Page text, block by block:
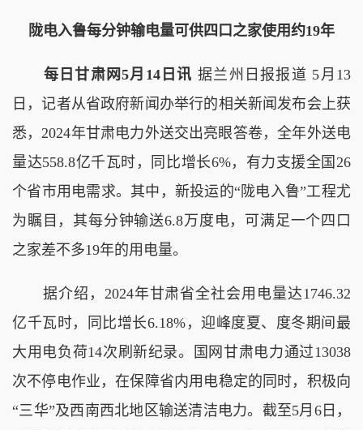
陇电入鲁每分钟输电量可供四口之家使用约19年
每日甘肃网5月14日讯 据兰州日报报道 5月13
日，记者从省政府新闻办举行的相关新闻发布会上获
悉，2024年甘肃电力外送交出亮眼答卷，全年外送电
量达558.8亿千瓦时，同比增长6%，有力支援全国26
个省市用电需求。其中，新投运的“陇电入鲁”工程尤
为瞩目，其每分钟输送6.8万度电，可满足一个四口
之家差不多19年的用电量。
据介绍，2024年甘肃省全社会用电量达1746.32
亿千瓦时，同比增长6.18%，迎峰度夏、度冬期间最
大用电负荷14次刷新纪录。国网甘肃电力通过13038
次不停电作业，在保障省内用电稳定的同时，积极向
“三华”及西南西北地区输送清洁电力。截至5月6日，